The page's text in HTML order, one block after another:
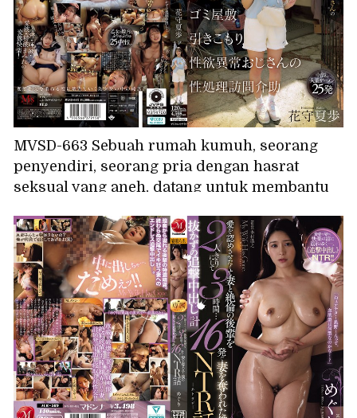
MVSD-663 Sebuah rumah kumuh, seorang
penyendiri, seorang pria dengan hasrat
seksual yang aneh, datang untuk membantu
gadis cantik yang polos dan seorang paman
yang sudah kehilangan akal sehatnya,
berlumuran air liur dan sperma dalam
hubungan seks inseminasi yang mesum dan
jorok. Hanamori Kaho